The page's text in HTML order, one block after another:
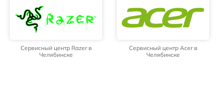
Сервисный центр Razer в
Челябинске
Сервисный центр Acer в
Челябинске